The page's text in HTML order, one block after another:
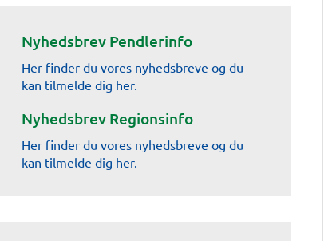
Nyhedsbrev Pendlerinfo
Her finder du vores nyhedsbreve og du
kan tilmelde dig her.
Nyhedsbrev Regionsinfo
Her finder du vores nyhedsbreve og du
kan tilmelde dig her.